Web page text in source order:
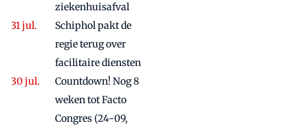
ziekenhuisafval
Schiphol pakt de
regie terug over
facilitaire diensten
Countdown! Nog 8
weken tot Facto
Congres (24-09,